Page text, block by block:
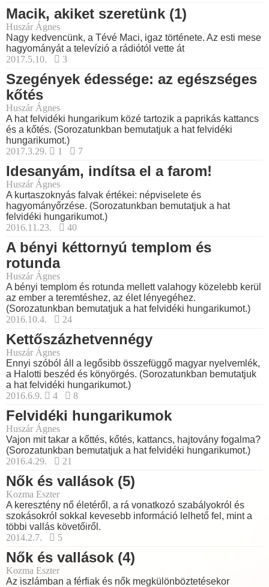
Macik, akiket szeretünk (1)
Huszár Ágnes
Nagy kedvencünk, a Tévé Maci, igaz története. Az esti mese
hagyományát a televízió a rádiótól vette át
2017.5.10.
3
Szegények édessége: az egészséges
kőtés
Huszár Ágnes
A hat felvidéki hungarikum közé tartozik a paprikás kattancs
és a kőtés. (Sorozatunkban bemutatjuk a hat felvidéki
hungarikumot.)
2017.3.29.
1 7
Idesanyám, indítsa el a farom!
Huszár Ágnes
A kurtaszoknyás falvak értékei: népviselete és
hagyományőrzése. (Sorozatunkban bemutatjuk a hat
felvidéki hungarikumot.)
2016.11.23.
40
A bényi kéttornyú templom és
rotunda
Huszár Ágnes
A bényi templom és rotunda mellett valahogy közelebb kerül
az ember a teremtéshez, az élet lényegéhez.
(Sorozatunkban bemutatjuk a hat felvidéki hungarikumot.)
2016.10.4.
24
Kettőszázhetvennégy
Huszár Ágnes
Ennyi szóból áll a legősibb összefüggő magyar nyelvemlék,
a Halotti beszéd és könyörgés. (Sorozatunkban bemutatjuk
a hat felvidéki hungarikumot.)
2016.6.9.
4 8
Felvidéki hungarikumok
Huszár Ágnes
Vajon mit takar a kőttés, kőtés, kattancs, hajtovány fogalma?
(Sorozatunkban bemutatjuk a hat felvidéki hungarikumot.)
2016.4.29.
21
Nők és vallások (5)
Kozma Eszter
A keresztény nő életéről, a rá vonatkozó szabályokról és
szokásokról sokkal kevesebb információ lelhető fel, mint a
többi vallás követőiről.
2014.2.7.
5
Nők és vallások (4)
Kozma Eszter
Az iszlámban a férfiak és nők megkülönböztetésekor